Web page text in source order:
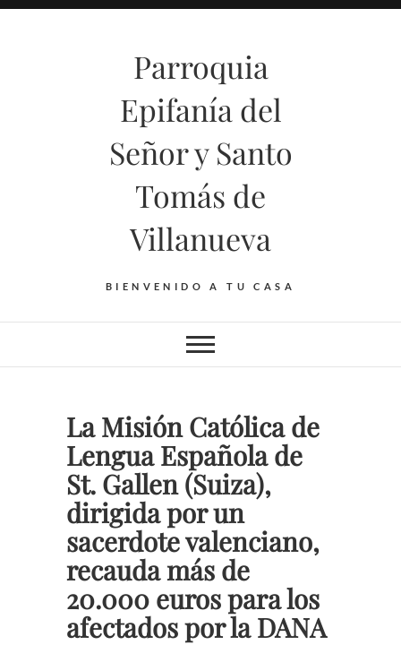
Saltar
Parroquia
Epifanía del
Señor y Santo
Tomás de
Villanueva
BIENVENIDO A TU CASA
La Misión Católica de
Lengua Española de
St. Gallen (Suiza),
dirigida por un
sacerdote valenciano,
recauda más de
20.000 euros para los
afectados por la DANA